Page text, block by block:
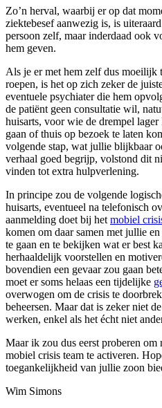
Zo’n herval, waarbij er op dat
ziektebesef aanwezig is, is
persoon zelf, maar inderdaad ook
hem geven.
Als je er met hem zelf dus moeilijk
roepen, is het op zich zeker de
eventuele psychiater die hem
de patiënt geen consultatie wil,
huisarts, voor wie de drempel
gaan of thuis op bezoek te laten
volgende stap, wat jullie blijkbaar
verhaal goed begrijp, volstond dit
vinden tot extra hulpverlening.
In principe zou de volgende
huisarts, eventueel na telefonisch
aanmelding doet bij het mobiel
komen om daar samen met jullie
te gaan en te bekijken wat er best
herhaaldelijk voorstellen en
bovendien een gevaar zou gaan
moet er soms helaas een tijdelijke
overwogen om de crisis te
beheersen. Maar dat is zeker niet
werken, enkel als het écht niet
Maar ik zou dus eerst proberen om
mobiel crisis team te activeren.
toegankelijkheid van jullie zoon
Wim Simons